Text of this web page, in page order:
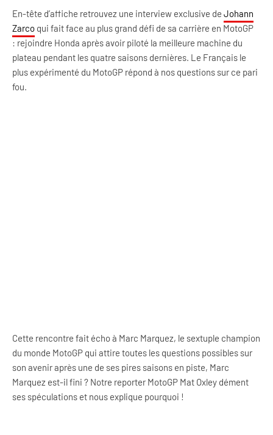
En-tête d’affiche retrouvez une interview exclusive de Johann
Zarco qui fait face au plus grand défi de sa carrière en MotoGP
: rejoindre Honda après avoir piloté la meilleure machine du
plateau pendant les quatre saisons dernières. Le Français le
plus expérimenté du MotoGP répond à nos questions sur ce pari
fou.
Cette rencontre fait écho à Marc Marquez, le sextuple champion
du monde MotoGP qui attire toutes les questions possibles sur
son avenir après une de ses pires saisons en piste, Marc
Marquez est-il fini ? Notre reporter MotoGP Mat Oxley dément
ses spéculations et nous explique pourquoi !